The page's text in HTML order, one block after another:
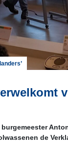
de